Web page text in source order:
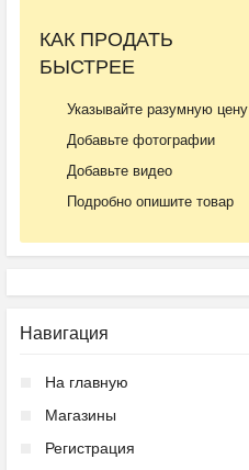
КАК ПРОДАТЬ
БЫСТРЕЕ
Указывайте разумную цену
Добавьте фотографии
Добавьте видео
Подробно опишите товар
Навигация
На главную
Магазины
Регистрация